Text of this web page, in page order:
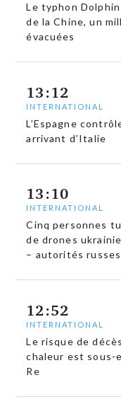
Le typhon
de la Chine, un
évacuées
13:12
INTERNATIONAL
L’Espagne
arrivant d’Italie
13:10
INTERNATIONAL
Cinq personnes
de drones
– autorités russes
12:52
INTERNATIONAL
Le risque de
chaleur est sous-
Re